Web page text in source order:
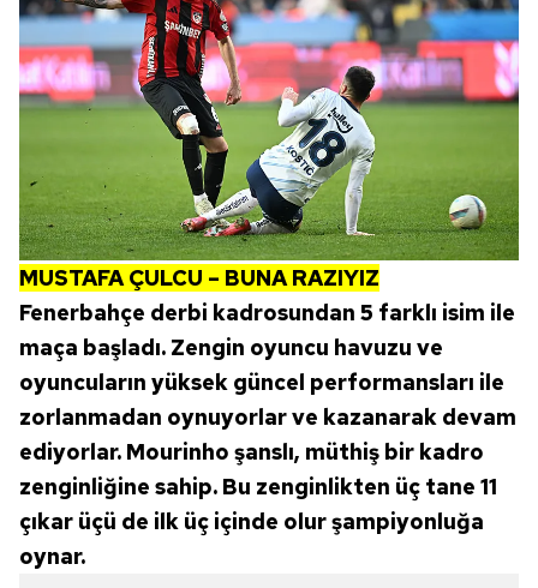
MUSTAFA ÇULCU – BUNA RAZIYIZ
Fenerbahçe derbi kadrosundan 5 farklı isim ile
maça başladı. Zengin oyuncu havuzu ve
oyuncuların yüksek güncel performansları ile
zorlanmadan oynuyorlar ve kazanarak devam
ediyorlar. Mourinho şanslı, müthiş bir kadro
zenginliğine sahip. Bu zenginlikten üç tane 11
çıkar üçü de ilk üç içinde olur şampiyonluğa
oynar.